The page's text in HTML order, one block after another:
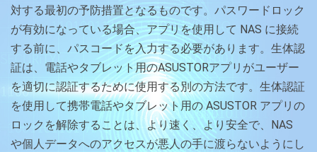
対する最初の予防措置となるものです。パスワードロック
が有効になっている場合、アプリを使用して NAS に接続
する前に、パスコードを入力する必要があります。生体認
証は、電話やタブレット用のASUSTORアプリがユーザー
を適切に認証するために使用する別の方法です。生体認証
を使用して携帯電話やタブレット用の ASUSTOR アプリの
ロックを解除することは、より速く、より安全で、NAS
や個人データへのアクセスが悪人の手に渡らないようにし